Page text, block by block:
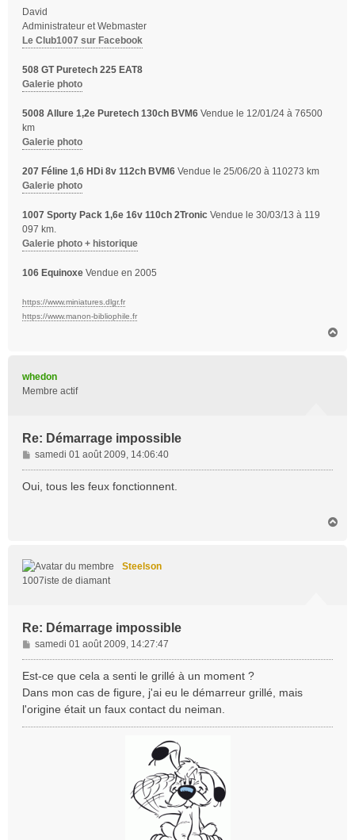
David
Administrateur et Webmaster
Le Club1007 sur Facebook
508 GT Puretech 225 EAT8
Galerie photo
5008 Allure 1,2e Puretech 130ch BVM6 Vendue le 12/01/24 à 76500
km
Galerie photo
207 Féline 1,6 HDi 8v 112ch BVM6 Vendue le 25/06/20 à 110273 km
Galerie photo
1007 Sporty Pack 1,6e 16v 110ch 2Tronic Vendue le 30/03/13 à 119
097 km.
Galerie photo + historique
106 Equinoxe Vendue en 2005
https://www.miniatures.dlgr.fr
https://www.manon-bibliophile.fr
whedon
Membre actif
Re: Démarrage impossible
M
e
s
samedi 01 août 2009, 14:06:40
Oui, tous les feux fonctionnent.
Steelson
1007iste de diamant
Re: Démarrage impossible
M
e
s
g
e
samedi 01 août 2009, 14:27:47
Est-ce que cela a senti le grillé à un moment ?
Dans mon cas de figure, j'ai eu le démarreur grillé, mais
l'origine était un faux contact du neiman.